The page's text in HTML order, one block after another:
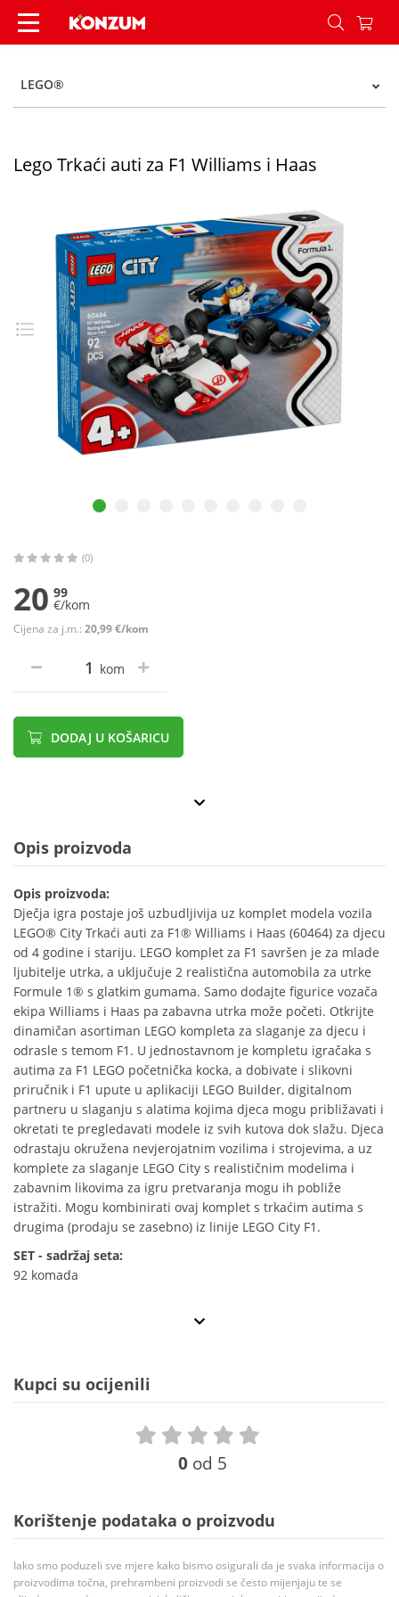
Lego Trkaći auti za F1 Williams i Haas - Konzum
LEGO®
Lego Trkaći auti za F1 Williams i Haas
(0)
20 99
€/kom
Cijena za j.m.: 20,99 €/kom
kom
DODAJ U KOŠARICU
Opis proizvoda
Opis proizvoda:
Dječja igra postaje još uzbudljivija uz komplet modela vozila
LEGO® City Trkaći auti za F1® Williams i Haas (60464) za djecu
od 4 godine i stariju. LEGO komplet za F1 savršen je za mlade
ljubitelje utrka, a uključuje 2 realistična automobila za utrke
Formule 1® s glatkim gumama. Samo dodajte figurice vozača
ekipa Williams i Haas pa zabavna utrka može početi. Otkrijte
dinamičan asortiman LEGO kompleta za slaganje za djecu i
odrasle s temom F1. U jednostavnom je kompletu igračaka s
autima za F1 LEGO početnička kocka, a dobivate i slikovni
priručnik i F1 upute u aplikaciji LEGO Builder, digitalnom
partneru u slaganju s alatima kojima djeca mogu približavati i
okretati te pregledavati modele iz svih kutova dok slažu. Djeca
odrastaju okružena nevjerojatnim vozilima i strojevima, a uz
komplete za slaganje LEGO City s realističnim modelima i
zabavnim likovima za igru pretvaranja mogu ih pobliže
istražiti. Mogu kombinirati ovaj komplet s trkaćim autima s
drugima (prodaju se zasebno) iz linije LEGO City F1.
SET - sadržaj seta:
92 komada
Kupci su ocijenili
0 od 5
Korištenje podataka o proizvodu
Iako smo poduzeli sve mjere kako bismo osigurali da je svaka informacija o
proizvodima točna, prehrambeni proizvodi se često mijenjaju te se